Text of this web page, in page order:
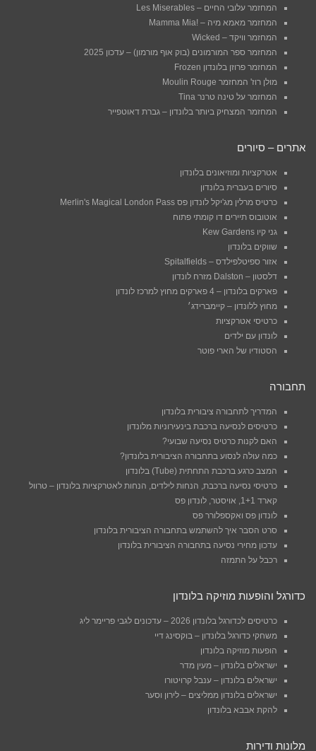
המחזמר עלובי החיים – Les Miserables
המחזמר מאמא מיה – !Mamma Mia
המחזמר וויקד – Wicked
המחזמר ספר המורמונים (בוק אוף מורמון) – עדכון 2025
המחזמר פרוזן בלונדון Frozen
מולן רוז' המחזמר Moulin Rouge
המחזמר על טינה טרנר Tina
המחזמר המצחיק ביותר בלונדון – גברת דאוטפייר
אתרים – סיורים
אטרקציות ומוזיאונים בלונדון
סיורים בעברית בלונדון
כרטיס מרלין מג'יקל לונדון פס Merlin's Magical London Pass
אוטובוס תיירים דו קומתי פתוח
גני קיו Kew Gardens
שווקים בלונדון
אזור ספיטלפילדס – Spitalfields
דלסטון – Dalston מזרח לונדון
פארקים בלונדון – 4 פארקים מחוץ למרכז לונדון
מחוץ ללונדון – קיימברידג׳
כרטיסי אטרקציות
לונדון עם ילדים
הסטודיו של הארי פוטר
תחבורה
המדריך לתחבורה ציבורית בלונדון
כרטיסים לנסיעה ברכבת בינעירוניות מלונדון
האם לקנות כרטיס נסיעה שבועי?
כמה עולה לנסוע בתחבורה הציבורית בלונדון?
המצב כרגע ברכבת התחתית (Tube) בלונדון
כרטיסי נסיעה ברכבת, הנחות לילדים, הנחות לאטרקציות בלונדון – טרוול
קארד 1+1, אויסטר, לונדון פס
לונדון פס ואקספלורר פס
סרט הסבר איך להשתמש בתחבורה הציבורית בלונדון
עדכון מחירי נסיעה בתחבורה הציבורית בלונדון
רכבל על התמזה
כדורגל והופעות מוזיקה בלונדון
כרטיסים לכדורגל בלונדון 2026 – עדכונים לגבי פריימר ליג
משחקי כדורגל בלונדון – בוקסינג דיי
הופעות מוזיקה בלונדון
ישראלים בלונדון – מעין מדר
ישראלים בלונדון – ענבל קרויטורו
ישראלים בלונדון ממליצים – לירון וסער
להקת אבבא בלונדון
מלונות ודירות